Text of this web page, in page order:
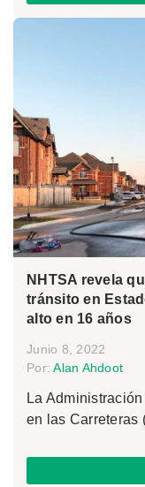
NHTSA revela
tránsito en
alto en 16 años
Junio 8, 2022
Por:Alan Ahdoot
La
en las Carreteras